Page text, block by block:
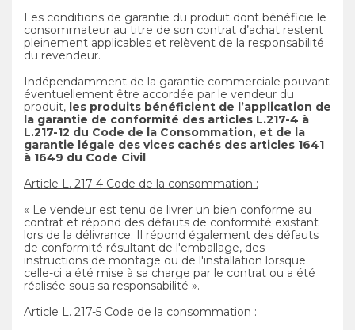
Les conditions de garantie du produit dont bénéficie le
consommateur au titre de son contrat d’achat restent
pleinement applicables et relèvent de la responsabilité
du revendeur.
Indépendamment de la garantie commerciale pouvant
éventuellement être accordée par le vendeur du
produit, les produits bénéficient de l’application de
la garantie de conformité des articles L.217-4 à
L.217-12 du Code de la Consommation, et de la
garantie légale des vices cachés des articles 1641
à 1649 du Code Civil.
Article L. 217-4 Code de la consommation :
« Le vendeur est tenu de livrer un bien conforme au
contrat et répond des défauts de conformité existant
lors de la délivrance. Il répond également des défauts
de conformité résultant de l'emballage, des
instructions de montage ou de l'installation lorsque
celle-ci a été mise à sa charge par le contrat ou a été
réalisée sous sa responsabilité ».
Article L. 217-5 Code de la consommation :